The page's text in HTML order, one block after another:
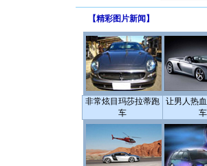
【精彩图片新闻 】
非常炫目玛莎拉蒂跑
车
让男人热
车